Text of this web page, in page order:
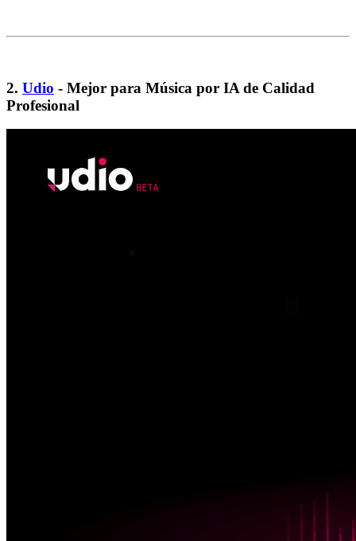
2. Udio - Mejor para Música por IA de Calidad
Profesional